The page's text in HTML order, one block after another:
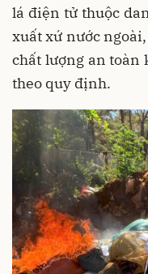
lá điện tử thuộc
xuất xứ nước
chất lượng an toàn
theo quy định.